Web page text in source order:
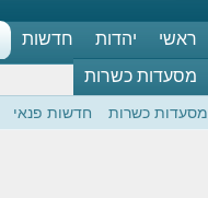
ראשי יהדות חדשות
מסעדות כשרות
מסעדות כשרות חדשות פנאי